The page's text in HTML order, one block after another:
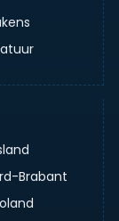
Brabant